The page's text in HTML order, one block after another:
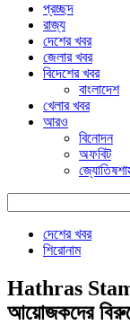
প্রচ্ছদ
রাজ্য
দেশের খবর
জেলার খবর
বিদেশের খবর
বাংলাদেশ
খেলার খবর
আরও
বিনোদন
অফবিট
দেশের খবর
শিরোনাম
Hathras
আয়োজকদের